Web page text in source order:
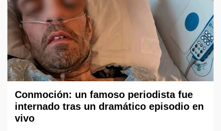
Conmoción: un famoso periodista fue
internado tras un dramático episodio en
vivo